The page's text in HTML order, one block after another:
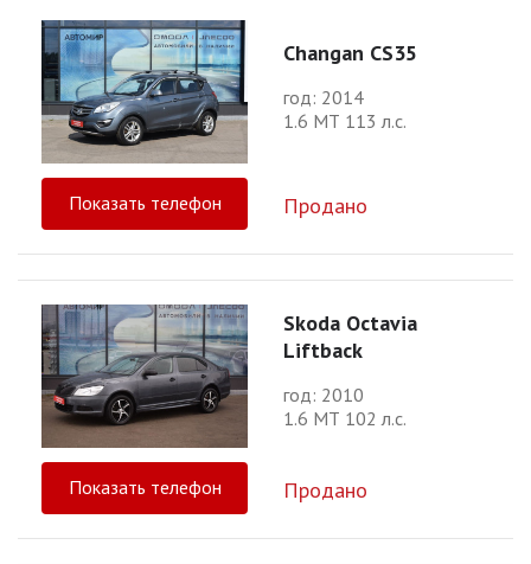
Changan CS35
год: 2014
1.6 МТ 113 л.с.
Показать телефон Продано
Skoda Octavia
Liftback
год: 2010
1.6 МТ 102 л.с.
Показать телефон Продано